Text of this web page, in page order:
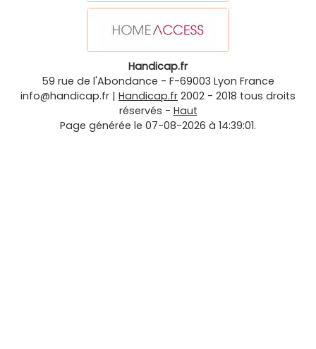
Handicap.fr
59 rue de l'Abondance - F-69003 Lyon France
info@handicap.fr | Handicap.fr 2002 - 2018 tous droits
réservés - Haut
Page générée le 07-08-2026 à 14:39:01.